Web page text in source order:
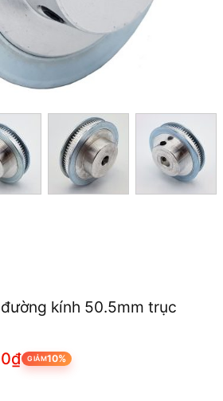
kính 50.5mm trục
GIẢM10%